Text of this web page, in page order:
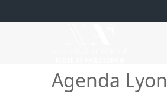
Agenda Lyon